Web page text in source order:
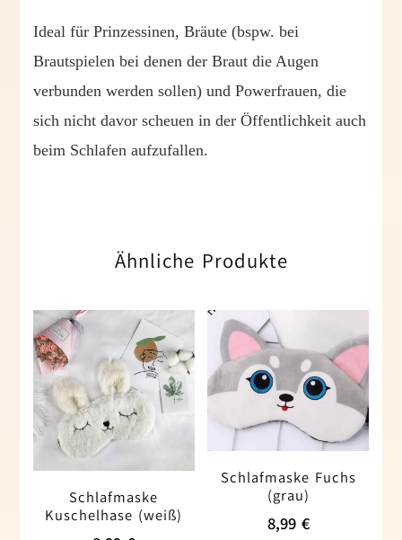
Ideal für Prinzessinen, Bräute (bspw. bei
Brautspielen bei denen der Braut die Augen
verbunden werden sollen) und Powerfrauen, die
sich nicht davor scheuen in der Öffentlichkeit auch
beim Schlafen aufzufallen.
Ähnliche Produkte
Schlafmaske
Kuschelhase (weiß)
Schlafmaske Fuchs
(grau)
8,99 €